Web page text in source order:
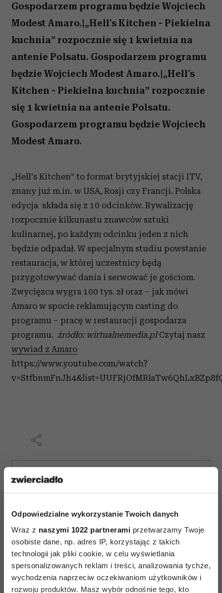
Odpowiedzialne wykorzystanie Twoich danych
Wraz z naszymi 1022 partnerami przetwarzamy Twoje
osobiste dane, np. adres IP, korzystając z takich
technologii jak pliki cookie, w celu wyświetlania
spersonalizowanych reklam i treści, analizowania tychże,
wychodzenia naprzeciw oczekiwaniom użytkowników i
rozwoju produktów. Masz wybór odnośnie tego, kto
Gospodarzem programu będzie Wojciech
Modest Amaro.|„Hell's Kitchen - Piekielna
kuchnia” rozpocznie się 1 kwietnia na
antenie Polsatu. Gospodarzem programu
będzie Wojciech Modest Amaro.|„Hell's
Kitchen - Piekielna kuchnia” rozpocznie
się 1 kwietnia na antenie Polsatu.
Gospodarzem programu będzie Wojciech
Modest Amaro.
„Hell's Kitchen” to format brytyjskiej stacji ITV,
znany już m.in. w USA, Rosji czy Francji. Polska
edycja składa się z 10 odcinków. Rywalizację
rozpocznie kilkunastu znawców sztuki
kulinarnej, po każdym odcinku jeden z nich
będzie odpadał. W specjalnym studiu powstanie
restauracja, w której uczestnicy będą
przygotowywać dania i serwować je gościom.
Zwycięzca wygra 100 tys. zł oraz – jak mówi
Amaro w spocie reklamującym casting do
programu – pracę w restauracji gospodarza
programu. źródło: wirtualnemedia.plCzytaj nasz
wywiad z Amaro
https://www.youtube.com/watch?